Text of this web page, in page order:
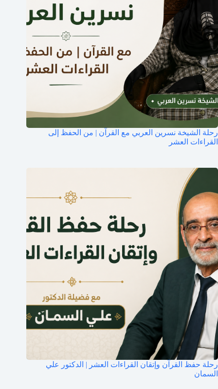
رحلة الشيخة نسرين العربي مع القرآن | من الحفظ إلى
القراءات العشر
رحلة حفظ القرآن وإتقان القراءات العشر | الدكتور علي
السمان